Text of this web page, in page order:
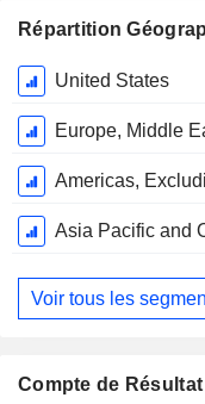
Répartition
Période
Fiscale:
Décembre
United States
Europe, Middle
Americas,
Asia Pacific and
Voir tous les
Compte de